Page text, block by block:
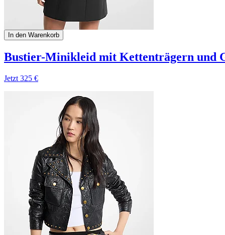
In den Warenkorb
Bustier-Minikleid mit Kettenträgern und
Jetzt 325 €